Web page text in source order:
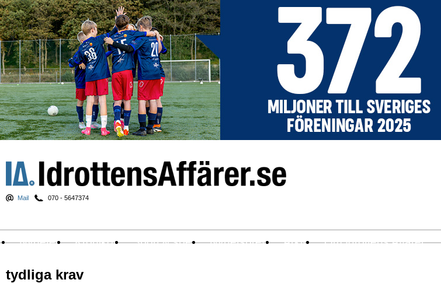
Mail 070 - 5647374
Nyheter Krönikor Sport & spel Nyhetsbrev Arkiv Om Idrottens Affärer
tydliga krav